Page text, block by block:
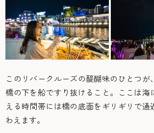
このリバークルーズの醍醐味のひとつが
橋の下を船ですり抜けること。ここは海
える時間帯には橋の底面をギリギリで通
わえます。